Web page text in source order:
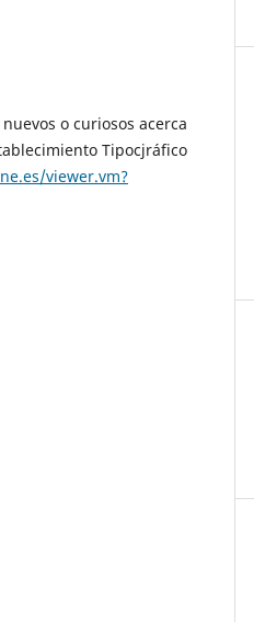
o curiosos acerca
Tipocjráfico
viewer.vm?